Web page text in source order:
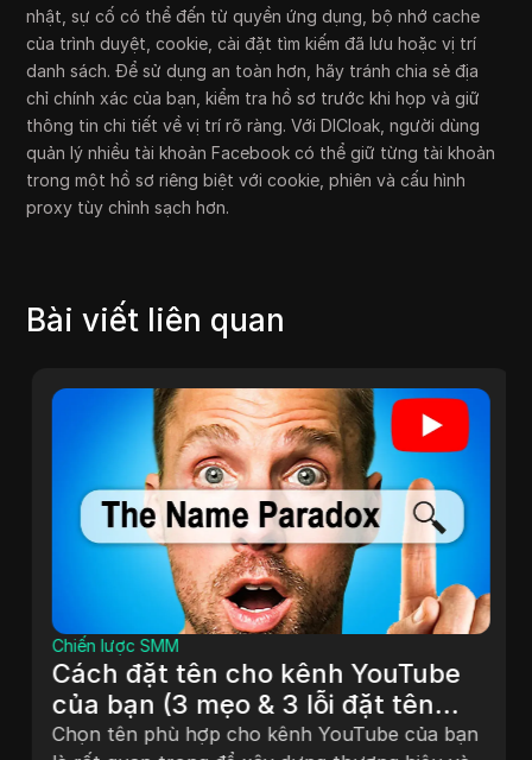
nhật, sự cố có thể đến từ quyền ứng dụng, bộ nhớ cache
của trình duyệt, cookie, cài đặt tìm kiếm đã lưu hoặc vị trí
danh sách. Để sử dụng an toàn hơn, hãy tránh chia sẻ địa
chỉ chính xác của bạn, kiểm tra hồ sơ trước khi họp và giữ
thông tin chi tiết về vị trí rõ ràng. Với DICloak, người dùng
quản lý nhiều tài khoản Facebook có thể giữ từng tài khoản
trong một hồ sơ riêng biệt với cookie, phiên và cấu hình
proxy tùy chỉnh sạch hơn.
Bài viết liên quan
Chiến lược SMM
Cách đặt tên cho kênh YouTube
của bạn (3 mẹo & 3 lỗi đặt tên
LỚN)
Chọn tên phù hợp cho kênh YouTube của bạn